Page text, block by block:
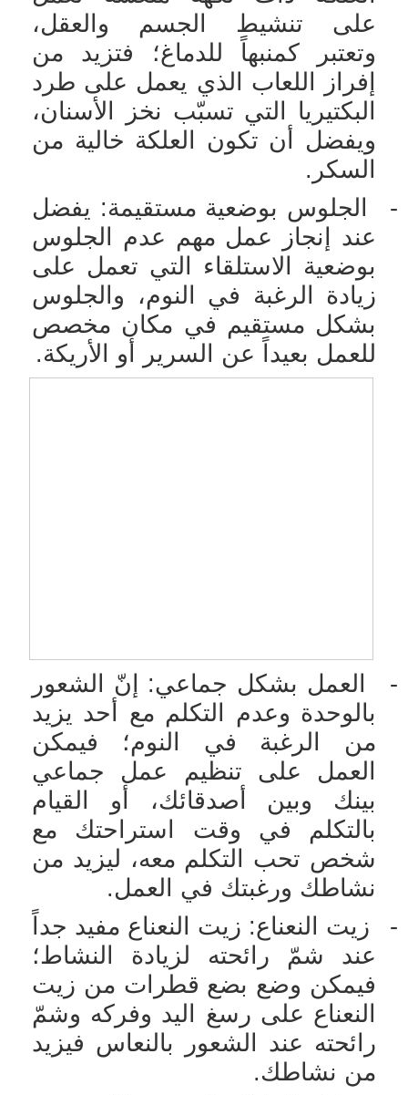
على تنشيط الجسم والعقل،
وتعتبر كمنبهاً للدماغ؛ فتزيد من
إفراز اللعاب الذي يعمل على طرد
البكتيريا التي تسبّب نخز الأسنان،
ويفضل أن تكون العلكة خالية من
السكر.
-
الجلوس بوضعية مستقيمة: يفضل
عند إنجاز عمل مهم عدم الجلوس
بوضعية الاستلقاء التي تعمل على
زيادة الرغبة في النوم، والجلوس
بشكل مستقيم في مكان مخصص
للعمل بعيداً عن السرير أو الأريكة.
-
العمل بشكل جماعي: إنّ الشعور
بالوحدة وعدم التكلم مع أحد يزيد
من الرغبة في النوم؛ فيمكن
العمل على تنظيم عمل جماعي
بينك وبين أصدقائك، أو القيام
بالتكلم في وقت استراحتك مع
شخص تحب التكلم معه، ليزيد من
نشاطك ورغبتك في العمل.
-
زيت النعناع: زيت النعناع مفيد جداً
عند شمّ رائحته لزيادة النشاط؛
فيمكن وضع بضع قطرات من زيت
النعناع على رسغ اليد وفركه وشمّ
رائحته عند الشعور بالنعاس فيزيد
من نشاطك.